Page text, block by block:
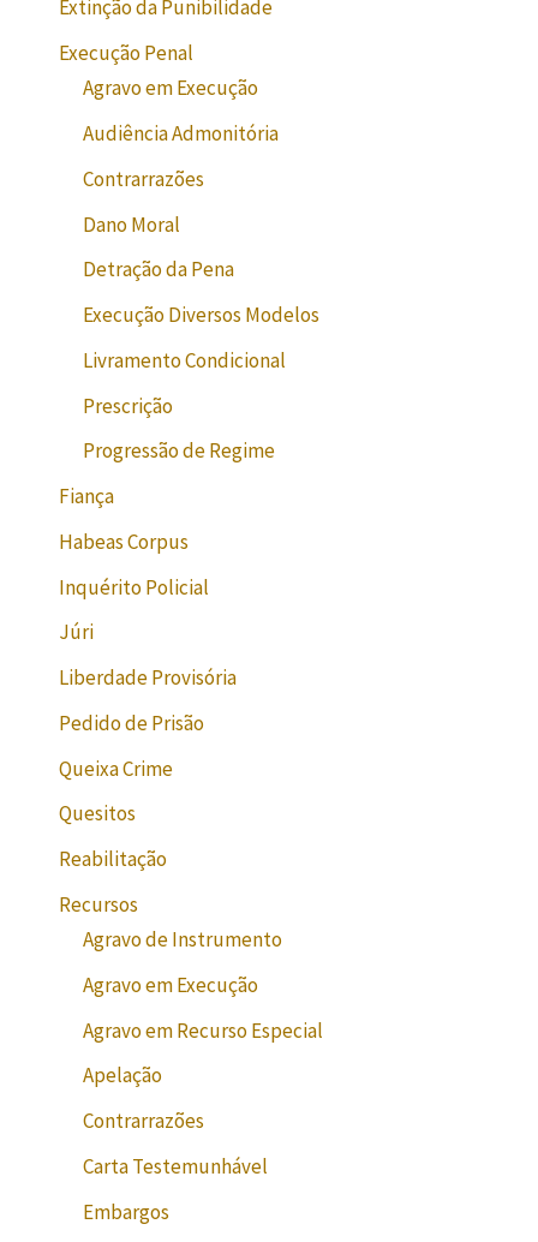
Extinção da Punibilidade
Execução Penal
Agravo em Execução
Audiência Admonitória
Contrarrazões
Dano Moral
Detração da Pena
Execução Diversos Modelos
Livramento Condicional
Prescrição
Progressão de Regime
Fiança
Habeas Corpus
Inquérito Policial
Júri
Liberdade Provisória
Pedido de Prisão
Queixa Crime
Quesitos
Reabilitação
Recursos
Agravo de Instrumento
Agravo em Execução
Agravo em Recurso Especial
Apelação
Contrarrazões
Carta Testemunhável
Embargos